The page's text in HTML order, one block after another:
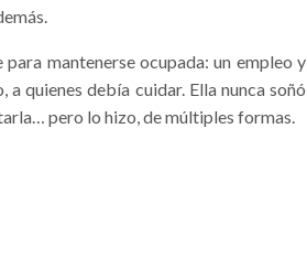
mantenerse ocupada: un empleo y
a quienes debía cuidar. Ella nunca soñó
pero lo hizo, de múltiples formas.